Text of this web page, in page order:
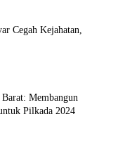
Cegah Kejahatan,
Membangun
Pilkada 2024